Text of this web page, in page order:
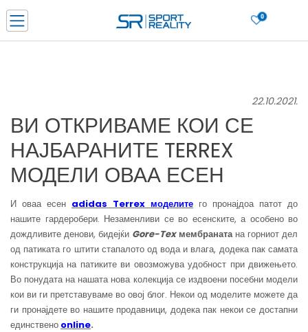
0
ДОЗНАЈ ПОВЕЌЕ
Ценовник
ДОЗНАЈ ПОВЕЌЕ
22.10.2021.
ВИ ОТКРИВАМЕ КОИ СЕ
НАЈБАРАНИТЕ TERREX
МОДЕЛИ ОВАА ЕСЕН
И оваа есен adidas Terrex моделите го пронајдоа патот до
нашите гардеробери. Незаменливи се во есенските, а особено во
дождливите денови, бидејќи Gore-Tex мембранатана горниот дел
од патиката го штити стапалото од вода и влага, додека пак самата
конструкција на патиките ви овозможува удобност при движењето.
Во понудата на нашата нова колекција се издвоени посебни модели
кои ви ги претставуваме во овој блог. Некои од моделите можете да
ги пронајдете во нашите продавници, додека пак некои се достапни
единствено online.